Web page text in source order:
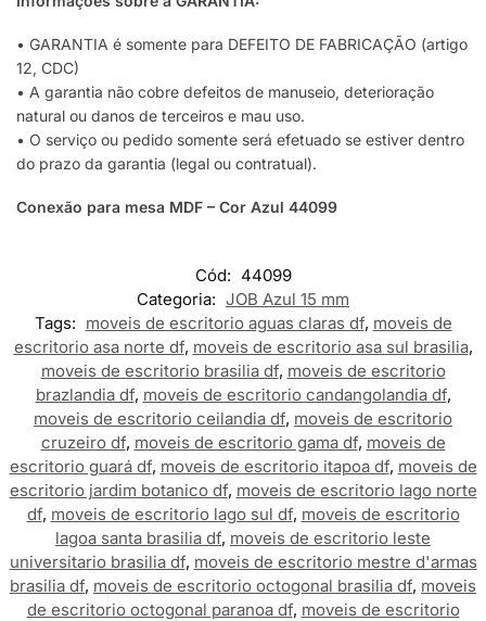
• GARANTIA é somente para DEFEITO DE FABRICAÇÃO (artigo
12, CDC)
• A garantia não cobre defeitos de manuseio, deterioração
natural ou danos de terceiros e mau uso.
• O serviço ou pedido somente será efetuado se estiver dentro
do prazo da garantia (legal ou contratual).
Conexão para mesa MDF – Cor Azul 44099
Cód: 44099
Categoria: JOB Azul 15 mm
Tags: moveis de escritorio aguas claras df, moveis de
escritorio asa norte df, moveis de escritorio asa sul brasilia,
moveis de escritorio brasilia df, moveis de escritorio
brazlandia df, moveis de escritorio candangolandia df,
moveis de escritorio ceilandia df, moveis de escritorio
cruzeiro df, moveis de escritorio gama df, moveis de
escritorio guará df, moveis de escritorio itapoa df, moveis de
escritorio jardim botanico df, moveis de escritorio lago norte
df, moveis de escritorio lago sul df, moveis de escritorio
lagoa santa brasilia df, moveis de escritorio leste
universitario brasilia df, moveis de escritorio mestre d'armas
brasilia df, moveis de escritorio octogonal brasilia df, moveis
de escritorio octogonal paranoa df, moveis de escritorio